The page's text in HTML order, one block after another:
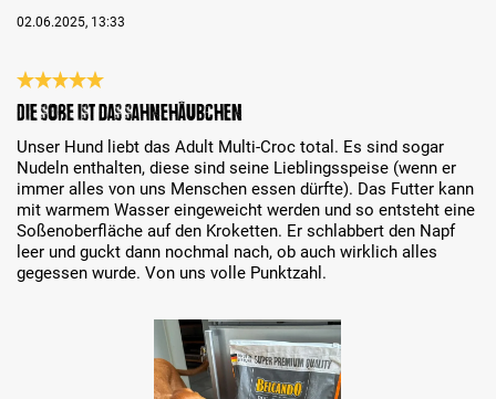
02.06.2025, 13:33
Recenzja z oceną 5 spośród 5 gwiazdek
Die Soße ist das Sahnehäubchen
Unser Hund liebt das Adult Multi-Croc total. Es sind sogar
Nudeln enthalten, diese sind seine Lieblingsspeise (wenn er
immer alles von uns Menschen essen dürfte). Das Futter kann
mit warmem Wasser eingeweicht werden und so entsteht eine
Soßenoberfläche auf den Kroketten. Er schlabbert den Napf
‎leer und guckt dann nochmal nach, ob auch wirklich alles
gegessen wurde. Von uns volle Punktzahl.
Bildergalerie überspringen